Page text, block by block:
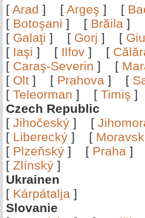
[ Arad ] [ Argeş ] [
[ Botoşani ] [ Brăila ]
[ Galaţi ] [ Gorj ] [
[ Iaşi ] [ Ilfov ] [
[ Caraş-Severin ] [
[ Olt ] [ Prahova ] [
[ Teleorman ] [ Timiş ]
Czech Republic
[ Jihočeský ] [
[ Liberecký ] [
[ Plzeňský ] [ Praha ]
[ Zlínský ]
Ukrainen
[ Kárpátalja ]
Slovanie